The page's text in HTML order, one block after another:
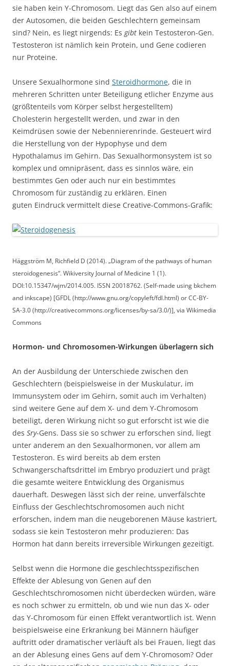
sie haben kein Y-Chromosom. Liegt das Gen also auf einem
der Autosomen, die beiden Geschlechtern gemeinsam
sind? Nein, es liegt nirgends: Es gibt kein Testosteron-Gen.
Testosteron ist nämlich kein Protein, und Gene codieren
nur Proteine.
Unsere Sexualhormone sind Steroidhormone, die in
mehreren Schritten unter Beteiligung etlicher Enzyme aus
(größtenteils vom Körper selbst hergestelltem)
Cholesterin hergestellt werden, und zwar in den
Keimdrüsen sowie der Nebennierenrinde. Gesteuert wird
die Herstellung von der Hypophyse und dem
Hypothalamus im Gehirn. Das Sexualhormonsystem ist so
komplex und omnipräsent, dass es sinnlos wäre, ein
bestimmtes Gen oder auch nur ein bestimmtes
Chromosom für zuständig zu erklären. Einen
guten Eindruck vermittelt diese Creative-Commons-Grafik:
Häggström M, Richfield D (2014). „Diagram of the pathways of human
steroidogenesis“. Wikiversity Journal of Medicine 1 (1).
DOI:10.15347/wjm/2014.005. ISSN 20018762. (Self-made using bkchem
and inkscape) [GFDL (http://www.gnu.org/copyleft/fdl.html) or CC-BY-
SA-3.0 (http://creativecommons.org/licenses/by-sa/3.0/)], via Wikimedia
Commons
Hormon- und Chromosomen-Wirkungen überlagern sich
An der Ausbildung der Unterschiede zwischen den
Geschlechtern (beispielsweise in der Muskulatur, im
Immunsystem oder im Gehirn, somit auch im Verhalten)
sind weitere Gene auf dem X- und dem Y-Chromosom
beteiligt, deren Wirkung nicht so gut erforscht ist wie die
des Sry-Gens. Dass sie so schwer zu erforschen sind, liegt
unter anderem an den Sexualhormonen, vor allem am
Testosteron. Es wird bereits ab dem ersten
Schwangerschaftsdrittel im Embryo produziert und prägt
die gesamte weitere Entwicklung des Organismus
dauerhaft. Deswegen lässt sich der reine, unverfälschte
Einfluss der Geschlechtschromosomen auch nicht
erforschen, indem man die neugeborenen Mäuse kastriert,
sodass sie kein Testosteron mehr produzieren: Das
Hormon hat dann bereits irreversible Wirkungen gezeitigt.
Selbst wenn die Hormone die geschlechtsspezifischen
Effekte der Ablesung von Genen auf den
Geschlechtschromosomen nicht überdecken würden, wäre
es noch schwer zu ermitteln, ob und wie nun das X- oder
das Y-Chromosom für einen Effekt verantwortlich ist. Wenn
beispielsweise eine Erkrankung bei Männern häufiger
auftritt oder dramatischer verläuft als bei Frauen, liegt das
an der Ablesung eines Gens auf dem Y-Chromosom? Oder